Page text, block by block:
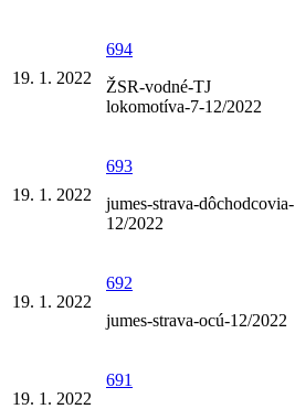
19. 1. 2022
694
ŽSR-vodné-TJ
lokomotíva-7-12/2022
19. 1. 2022
693
jumes-strava-dôchodcovia-
12/2022
19. 1. 2022
692
jumes-strava-ocú-12/2022
19. 1. 2022
691